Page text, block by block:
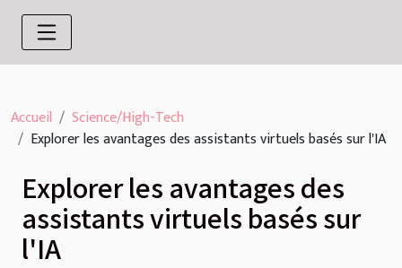
Accueil
Science/High-Tech
Explorer les avantages des assistants virtuels basés sur l'IA
Explorer les avantages des
assistants virtuels basés sur
l'IA